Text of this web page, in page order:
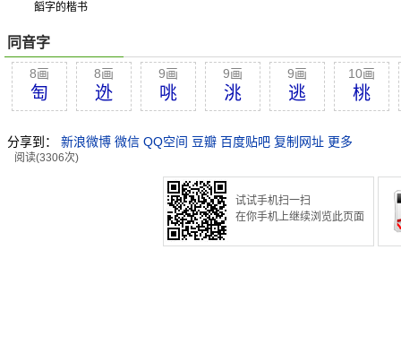
饀字的楷书
同音字
8画
匋
8画
迯
9画
咷
9画
洮
9画
逃
10画
桃
分享到： 新浪微博 微信 QQ空间 豆瓣 百度贴吧 复制网址 更多
阅读(3306次)
试试手机扫一扫
在你手机上继续浏览此页面